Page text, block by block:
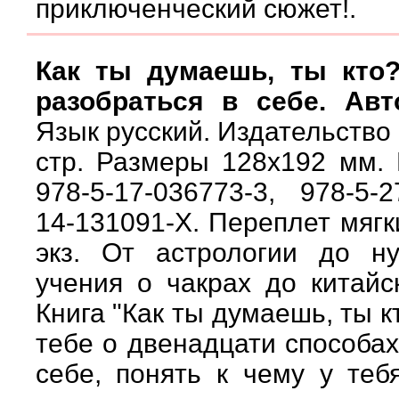
приключенческий сюжет!.
Как ты думаешь, ты
разобраться в себе.
Язык русский.
стр. Размеры 128х192 мм.
978-5-17-036773-3, 978-5-
14-131091-X. Переплет
экз. От астрологии до
учения о чакрах до
Книга "Как ты думаешь, ты
тебе о двенадцати
себе, понять к чему у